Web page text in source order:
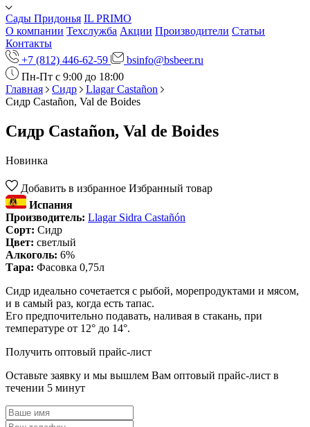
Сады Придонья IL PRIMO
О компании Техслужба Акции Производители Статьи
Контакты
+7 (812) 446-62-59
bsinfo@bsbeer.ru
Пн-Пт с 9:00 до 18:00
Главная
Сидр
Llagar Castañon
Сидр Castañon, Val de Boides
Сидр Castañon, Val de Boides
Новинка
Добавить в избранное Избранный товар
Испания
Производитель: Llagar Sidra Castañón
Сорт: Сидр
Цвет: светлый
Алкоголь: 6%
Тара: Фасовка 0,75л
Сидр идеально сочетается с рыбой, морепродуктами и мясом,
и в самый раз, когда есть тапас.
Его предпочительно подавать, наливая в стакань, при
температуре от 12° до 14°.
Получить оптовый прайс-лист
Оставьте заявку и мы вышлем Вам оптовый прайс-лист в
течении 5 минут